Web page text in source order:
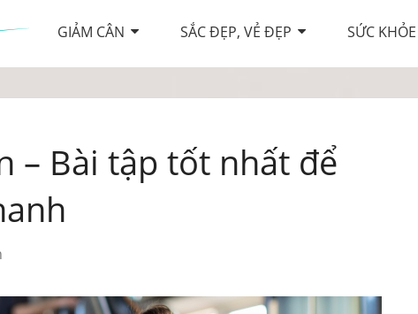
GIẢM CÂN SẮC ĐẸP, VẺ ĐẸP SỨC KHỎE
– Bài tập tốt nhất để